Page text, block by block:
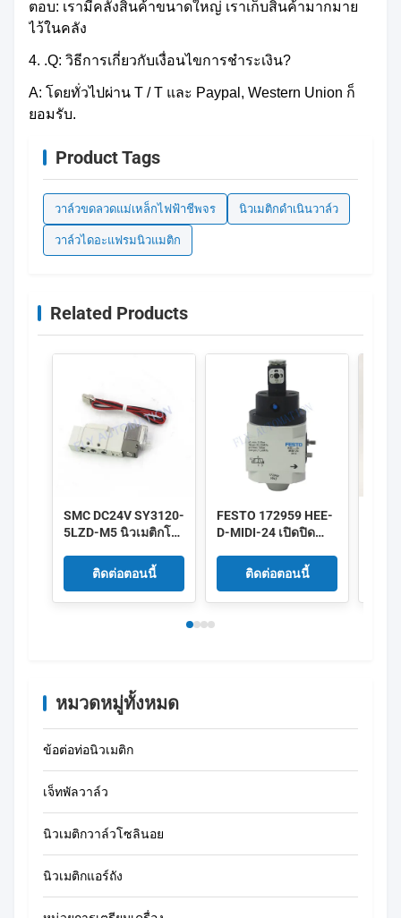
ตอบ: เรามีคลังสินค้าขนาดใหญ่ เราเก็บสินค้ามากมาย
ไว้ในคลัง
4. .Q: วิธีการเกี่ยวกับเงื่อนไขการชําระเงิน?
A: โดยทั่วไปผ่าน T / T และ Paypal, Western Union ก็
ยอมรับ.
Product Tags
วาล์วขดลวดแม่เหล็กไฟฟ้าชีพจร นิวเมติกดำเนินวาล์ว
วาล์วไดอะแฟรมนิวแมติก
Related Products
SMC DC24V SY3120-
5LZD-M5 นิวเมติกโซ
ต่ำ 0.35W 5/2 วิธี
ติดต่อตอนนี้
FESTO 172959 HEE-
D-MIDI-24 เปิดปิด
MINI-24ติดต่อตอนนี้
หมวดหมู่ทั้งหมด
ข้อต่อท่อนิวเมติก
เจ็ทพัลวาล์ว
นิวเมติกวาล์วโซลินอย
นิวเมติกแอร์ถัง